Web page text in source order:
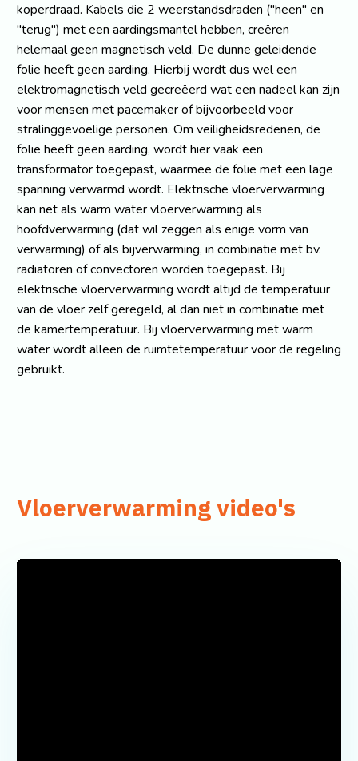
koperdraad. Kabels die 2 weerstandsdraden ("heen" en
"terug") met een aardingsmantel hebben, creëren
helemaal geen magnetisch veld. De dunne geleidende
folie heeft geen aarding. Hierbij wordt dus wel een
elektromagnetisch veld gecreëerd wat een nadeel kan zijn
voor mensen met pacemaker of bijvoorbeeld voor
stralinggevoelige personen. Om veiligheidsredenen, de
folie heeft geen aarding, wordt hier vaak een
transformator toegepast, waarmee de folie met een lage
spanning verwarmd wordt. Elektrische vloerverwarming
kan net als warm water vloerverwarming als
hoofdverwarming (dat wil zeggen als enige vorm van
verwarming) of als bijverwarming, in combinatie met bv.
radiatoren of convectoren worden toegepast. Bij
elektrische vloerverwarming wordt altijd de temperatuur
van de vloer zelf geregeld, al dan niet in combinatie met
de kamertemperatuur. Bij vloerverwarming met warm
water wordt alleen de ruimtetemperatuur voor de regeling
gebruikt.
Vloerverwarming video's